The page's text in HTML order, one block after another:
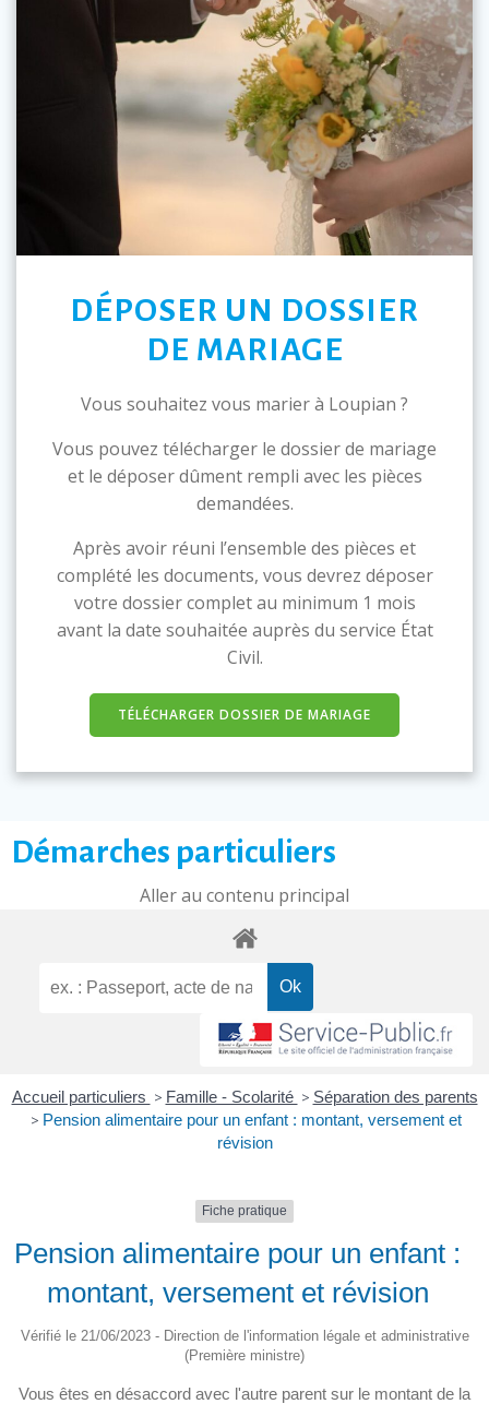
DÉPOSER UN DOSSIER
DE MARIAGE
Vous souhaitez vous marier à Loupian ?
Vous pouvez télécharger le dossier de mariage
et le déposer dûment rempli avec les pièces
demandées.
Après avoir réuni l’ensemble des pièces et
complété les documents, vous devrez déposer
votre dossier complet au minimum 1 mois
avant la date souhaitée auprès du service État
Civil.
TÉLÉCHARGER DOSSIER DE MARIAGE
Démarches particuliers
Aller au contenu principal
Accueil particuliers > Famille - Scolarité > Séparation des parents
> Pension alimentaire pour un enfant : montant, versement et
révision
Fiche pratique
Pension alimentaire pour un enfant :
montant, versement et révision
Vérifié le 21/06/2023 - Direction de l'information légale et administrative
(Première ministre)
Vous êtes en désaccord avec l'autre parent sur le montant de la